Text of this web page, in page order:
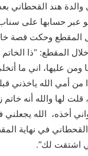
والدة هند القحطاني
عبر حسابها على
المقطع وحكت قصة خاتم
المقطع: “ذا الخاتم
ومن عليها، اني ما
من أمي الله ياخذني
لها والله أنه خاتم
أخذه، الله
في نهاية
اشتقت لك”.